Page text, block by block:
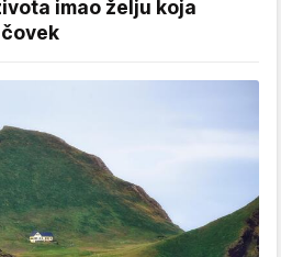
imao želju koja